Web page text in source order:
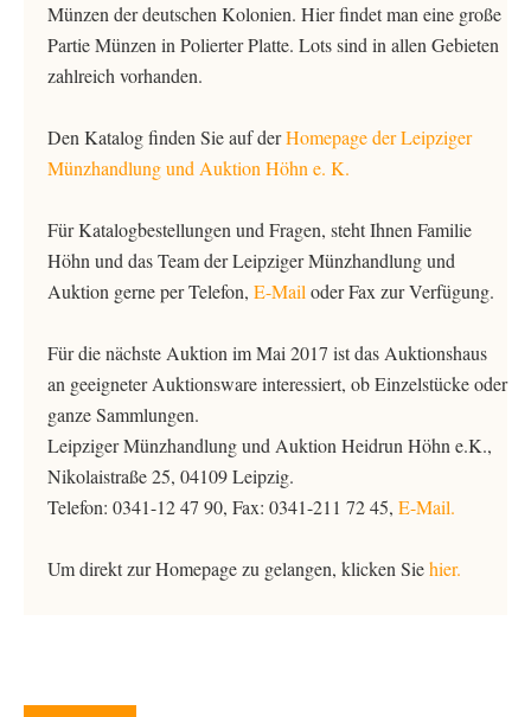
Münzen der deutschen Kolonien. Hier findet man eine große
Partie Münzen in Polierter Platte. Lots sind in allen Gebieten
zahlreich vorhanden.
Den Katalog finden Sie auf derHomepage der Leipziger
Münzhandlung und Auktion Höhn e. K.
Für Katalogbestellungen und Fragen, steht Ihnen Familie
Höhn und das Team der Leipziger Münzhandlung und
Auktion gerne per Telefon, E-Mailoder Fax zur Verfügung.
Für die nächste Auktion im Mai 2017 ist das Auktionshaus
an geeigneter Auktionsware interessiert, ob Einzelstücke oder
ganze Sammlungen.
Leipziger Münzhandlung und Auktion Heidrun Höhn e.K.,
Nikolaistraße 25, 04109 Leipzig.
Telefon: 0341-12 47 90, Fax: 0341-211 72 45, E-Mail.
Um direkt zur Homepage zu gelangen, klicken Siehier.